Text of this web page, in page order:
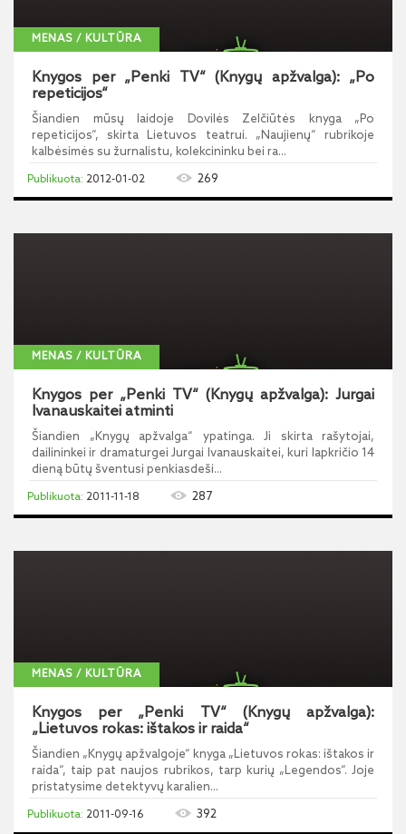
MENAS / KULTŪRA
Knygos per „Penki TV“ (Knygų apžvalga): „Po
repeticijos“
Šiandien mūsų laidoje Dovilės Zelčiūtės knyga „Po
repeticijos“, skirta Lietuvos teatrui. „Naujienų“ rubrikoje
kalbėsimės su žurnalistu, kolekcininku bei ra...
2012-01-02 269
MENAS / KULTŪRA
Knygos per „Penki TV“ (Knygų apžvalga): Jurgai
Ivanauskaitei atminti
Šiandien „Knygų apžvalga“ ypatinga. Ji skirta rašytojai,
dailininkei ir dramaturgei Jurgai Ivanauskaitei, kuri lapkričio 14
dieną būtų šventusi penkiasdeši...
2011-11-18 287
MENAS / KULTŪRA
Knygos per „Penki TV“ (Knygų apžvalga):
„Lietuvos rokas: ištakos ir raida“
Šiandien „Knygų apžvalgoje“ knyga „Lietuvos rokas: ištakos ir
raida“, taip pat naujos rubrikos, tarp kurių „Legendos“. Joje
pristatysime detektyvų karalien...
2011-09-16 392